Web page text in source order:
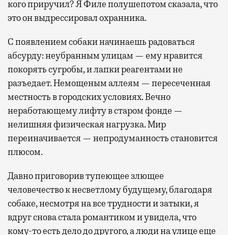
кого приручил? Я Филе полушепотом сказала, что
это он выдрессировал охранника.
С появлением собаки начинаешь радоваться
абсурду: неубранным улицам — ему нравится
покорять сугробы, и лапки реагентами не
разъедает. Немощеным аллеям — пересеченная
местность в городских условиях. Вечно
неработающему лифту в старом фонде —
нелишняя физическая нагрузка. Мир
переиначивается — непродуманность становится
плюсом.
Давно приговорив тупеющее злющее
человечество к несветлому будущему, благодаря
собаке, несмотря на все трудности и затыки, я
вдруг снова стала романтиком и увидела, что
кому-то есть дело до другого, а люди на улице еще